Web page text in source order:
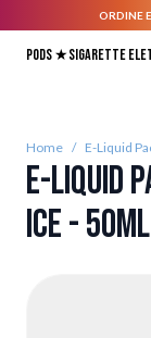
ORDINE
Pods ★Sigarette
Home / E-Liquid
E-Liquid
Ice - 50ml